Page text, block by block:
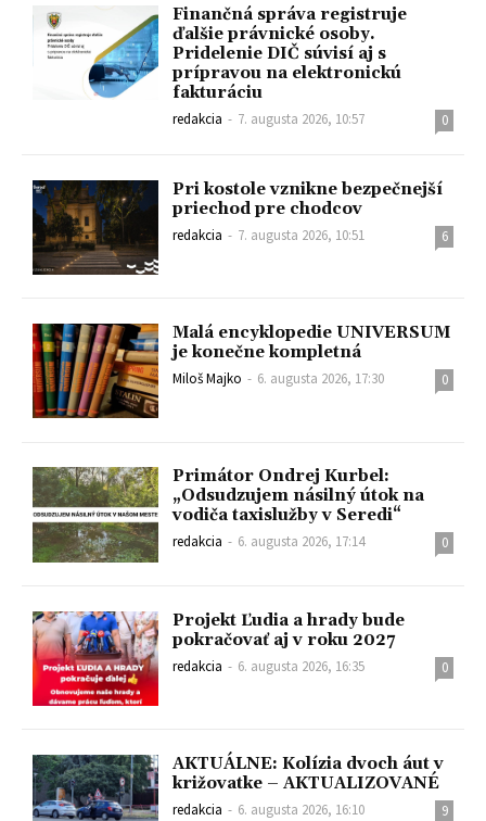
Finančná správa registruje
ďalšie právnické osoby.
Pridelenie DIČ súvisí aj s
prípravou na elektronickú
fakturáciu
redakcia - 7. augusta 2026, 10:57 0
Pri kostole vznikne bezpečnejší
priechod pre chodcov
redakcia - 7. augusta 2026, 10:51 6
Malá encyklopedie UNIVERSUM
je konečne kompletná
Miloš Majko - 6. augusta 2026, 17:30 0
Primátor Ondrej Kurbel:
„Odsudzujem násilný útok na
vodiča taxislužby v Seredi“
redakcia - 6. augusta 2026, 17:14 0
Projekt Ľudia a hrady bude
pokračovať aj v roku 2027
redakcia - 6. augusta 2026, 16:35 0
AKTUÁLNE: Kolízia dvoch áut v
križovatke – AKTUALIZOVANÉ
redakcia - 6. augusta 2026, 16:10 9